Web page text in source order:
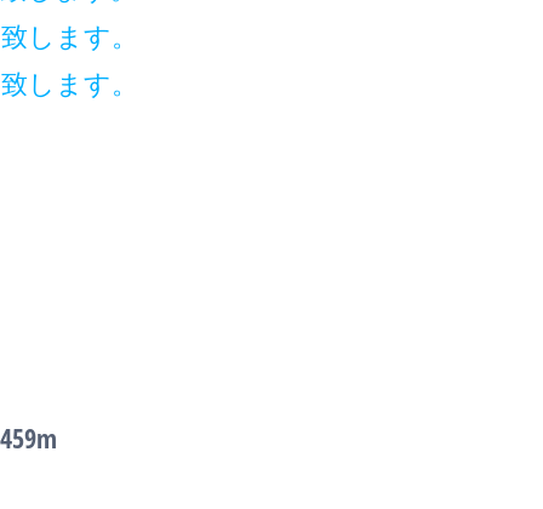
します。
します。